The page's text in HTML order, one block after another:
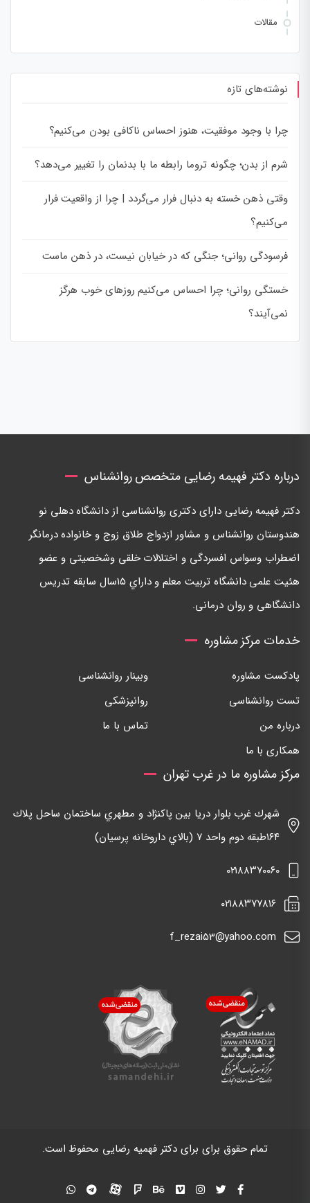
مقالات
نوشته‌های تازه
چرا با وجود موفقیت، هنوز احساس ناکافی بودن می‌کنیم؟
شرم از بدن؛ چگونه تروما رابطه ما با بدنمان را تغییر می‌دهد؟
وقتی ذهن خسته به دنبال فرار می‌گردد | چرا از واقعیت فرار
می‌کنیم؟
فرسودگی روانی؛ جنگی که در خیابان نیست، در ذهن ماست
خستگی روانی؛ چرا احساس می‌کنیم روزهای خوب هرگز
نمی‌آیند؟
درباره دکتر فهیمه رضایی متخصص روانشناس
دكتر فهيمه رضايی دارای دكتری روانشناسی از دانشگاه دهلی نو
هندوستان روانشناس و مشاور ازدواج طلاق زوج و خانواده درمانگر
اضطراب وسواس افسردگی و اختلالات خلقی وشخصيتی و عضو
هئيت علمی دانشگاه تربيت معلم و داراي ١٥سال سابقه تدريس
دانشگاهی و روان درمانی.
خدمات مرکز مشاوره
پادکست مشاوره
وبینار روانشناسی
تست روانشناسی
روانپزشکی
درباره من
تماس با ما
همکاری با ما
مرکز مشاوره ما در غرب تهران
شهرك غرب بلوار دريا بين پاكنژاد و مطهري ساختمان ساحل پلاك
١٦٤طبقه دوم واحد ٧ (بالاي داروخانه پرسيان)
٠٢١٨٨٣٧٠٠٦٠
٠٢١٨٨٣٧٧٨١٦
f_rezai53@yahoo.com
تمام حقوق برای برای دکتر فهمیه رضایی محفوظ است.